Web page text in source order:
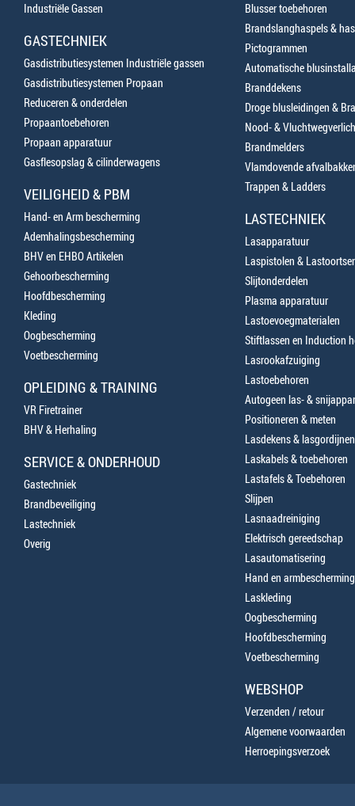
Industriële Gassen
GASTECHNIEK
Gasdistributiesystemen Industriële gassen
Gasdistributiesystemen Propaan
Reduceren & onderdelen
Propaantoebehoren
Propaan apparatuur
Gasflesopslag & cilinderwagens
VEILIGHEID & PBM
Hand- en Arm bescherming
Ademhalingsbescherming
BHV en EHBO Artikelen
Gehoorbescherming
Hoofdbescherming
Kleding
Oogbescherming
Voetbescherming
OPLEIDING & TRAINING
VR Firetrainer
BHV & Herhaling
SERVICE & ONDERHOUD
Gastechniek
Brandbeveiliging
Lastechniek
Overig
Blusser toebehoren
Brandslanghaspels &
Pictogrammen
Automatische
Branddekens
Droge blusleidingen &
Nood- &
Brandmelders
Vlamdovende
Trappen & Ladders
LASTECHNIEK
Lasapparatuur
Laspistolen &
Slijtonderdelen
Plasma apparatuur
Lastoevoegmaterialen
Stiftlassen en Induction
Lasrookafzuiging
Lastoebehoren
Autogeen las- &
Positioneren & meten
Lasdekens & lasgordijnen
Laskabels & toebehoren
Lastafels & Toebehoren
Slijpen
Lasnaadreiniging
Elektrisch gereedschap
Lasautomatisering
Hand en armbescherming
Laskleding
Oogbescherming
Hoofdbescherming
Voetbescherming
WEBSHOP
Verzenden / retour
Algemene voorwaarden
Herroepingsverzoek